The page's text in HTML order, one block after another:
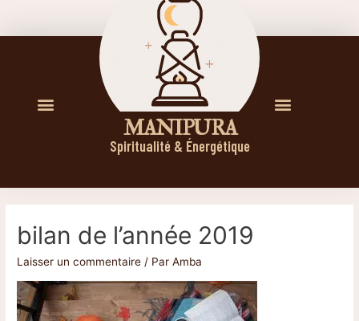
M A N I P U R A
Spiritualité & Énergétique
bilan de l’année 2019
Laisser un commentaire / ParAmba